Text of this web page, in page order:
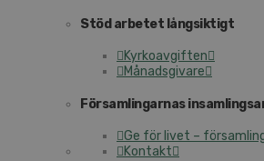
Stöd arbetet långsiktigt
Kyrkoavgiften
Månadsgivare
Församlingarnas
Ge för livet –
Kontakt